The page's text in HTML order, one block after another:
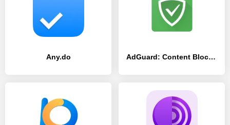
Any.do AdGuard: Content Blocker